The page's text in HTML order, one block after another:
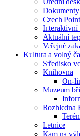
Úřední
Czech Point
Interaktivní
Aktuální
Veřejné
Kultura a volný
Středisko
Knihovna
On-
Muzeum
Rozhledna
Letnice
Kam na